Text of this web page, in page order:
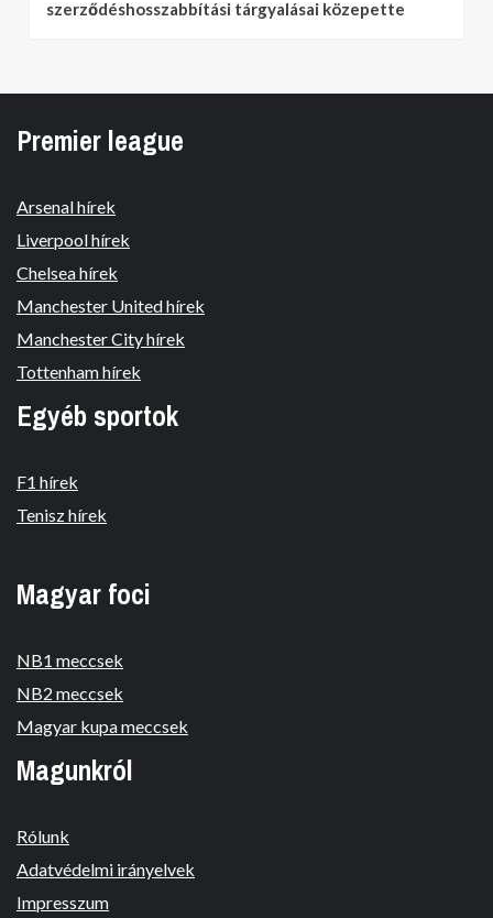
szerződéshosszabbítási tárgyalásai közepette
Premier league
Arsenal hírek
Liverpool hírek
Chelsea hírek
Manchester United hírek
Manchester City hírek
Tottenham hírek
Egyéb sportok
F1 hírek
Tenisz hírek
Magyar foci
NB1 meccsek
NB2 meccsek
Magyar kupa meccsek
Magunkról
Rólunk
Adatvédelmi irányelvek
Impresszum